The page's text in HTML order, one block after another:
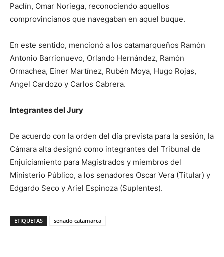
Paclín, Omar Noriega, reconociendo aquellos
comprovincianos que navegaban en aquel buque.
En este sentido, mencionó a los catamarqueños Ramón
Antonio Barrionuevo, Orlando Hernández, Ramón
Ormachea, Einer Martínez, Rubén Moya, Hugo Rojas,
Angel Cardozo y Carlos Cabrera.
Integrantes del Jury
De acuerdo con la orden del día prevista para la sesión, la
Cámara alta designó como integrantes del Tribunal de
Enjuiciamiento para Magistrados y miembros del
Ministerio Público, a los senadores Oscar Vera (Titular) y
Edgardo Seco y Ariel Espinoza (Suplentes).
ETIQUETAS senado catamarca